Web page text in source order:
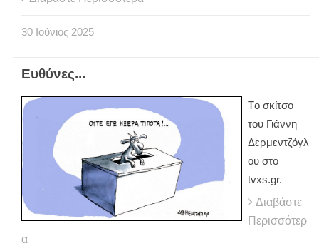
30 Ιούνιος 2025
Ευθύνες...
Tο σκίτσο
του Γιάννη
Δερμεντζόγλ
ου στο
tvxs.gr.
Διαβάστε
Περισσότερ
α